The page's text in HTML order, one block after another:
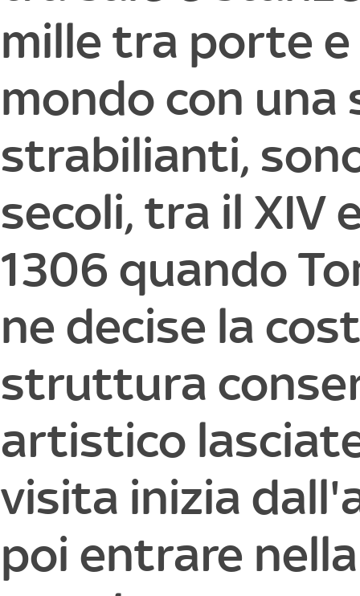
mille tra porte
mondo con
strabilianti,
secoli, tra il XIV
1306 quando
ne decise la
struttura
artistico
visita inizia
poi entrare